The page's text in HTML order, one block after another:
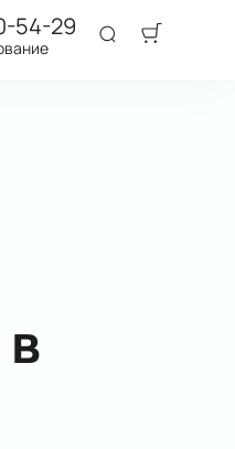
54-29